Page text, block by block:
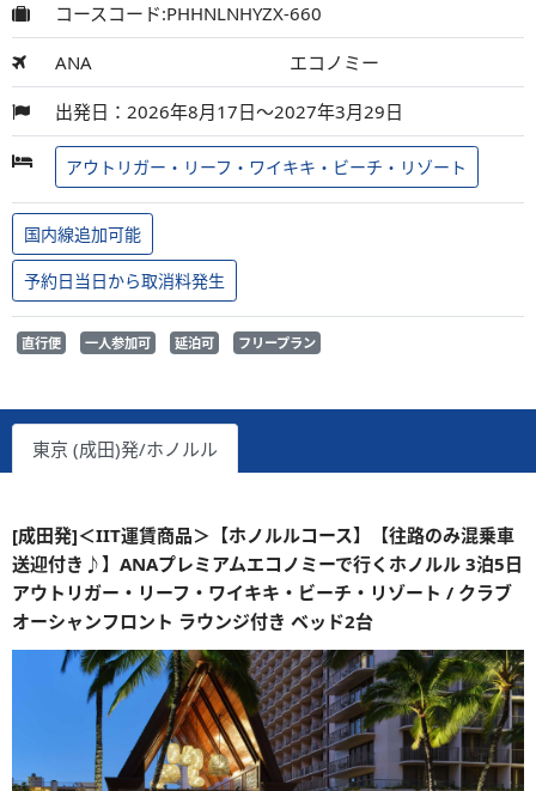
コースコード:PHHNLNHYZX-660
ANA エコノミー
出発日：2026年8月17日～2027年3月29日
アウトリガー・リーフ・ワイキキ・ビーチ・リゾート
国内線追加可能
予約日当日から取消料発生
直行便 一人参加可 延泊可 フリープラン
東京 (成田)発/ホノルル
[成田発]＜IIT運賃商品＞【ホノルルコース】【往路のみ混乗車
送迎付き♪】ANAプレミアムエコノミーで行くホノルル 3泊5日
アウトリガー・リーフ・ワイキキ・ビーチ・リゾート / クラブ
オーシャンフロント ラウンジ付き ベッド2台